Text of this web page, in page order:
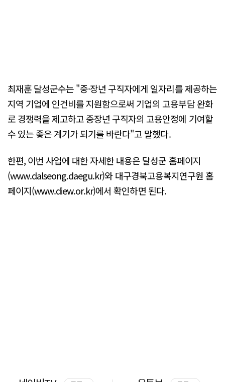
최재훈 달성군수는 "중·장년 구직자에게 일자리를 제공하는
지역 기업에 인건비를 지원함으로써 기업의 고용부담 완화
로 경쟁력을 제고하고 중장년 구직자의 고용안정에 기여할
수 있는 좋은 계기가 되기를 바란다"고 말했다.
한편, 이번 사업에 대한 자세한 내용은 달성군 홈페이지
(www.dalseong.daegu.kr)와 대구경북고용복지연구원 홈
페이지(www.diew.or.kr)에서 확인하면 된다.